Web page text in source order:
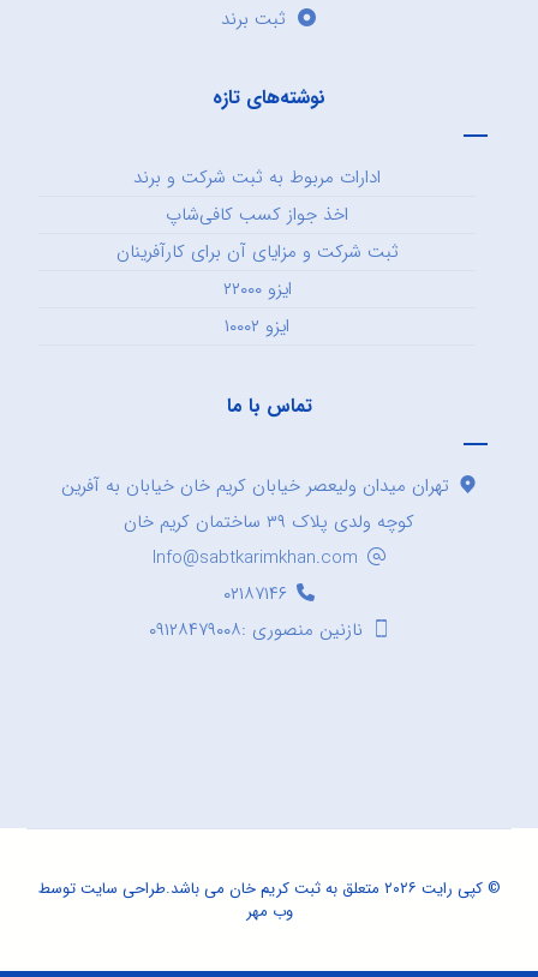
ثبت برند
نوشته‌های تازه
ادارات مربوط به ثبت شرکت و برند
اخذ جواز کسب کافی‌شاپ
ثبت شرکت و مزایای آن برای کارآفرینان
ایزو ۲۲۰۰۰
ایزو ۱۰۰۰۲
تماس با ما
تهران میدان ولیعصر خیابان کریم خان خیابان به آفرین
کوچه ولدی پلاک ۳۹ ساختمان کریم خان
Info@sabtkarimkhan.com
۰۲۱۸۷۱۴۶
نازنین منصوری :۰۹۱۲۸۴۷۹۰۰۸
© کپی رایت ۲۰۲۶ متعلق به ثبت کریم خان می باشد. طراحی سایتتوسط
وب مهر